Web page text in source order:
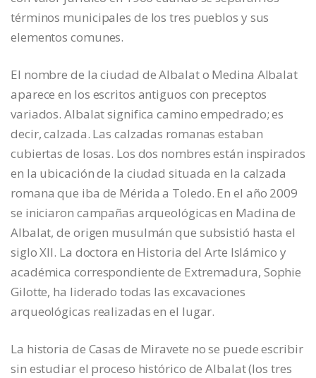
términos municipales de los tres pueblos y sus
elementos comunes.
El nombre de la ciudad de Albalat o Medina Albalat
aparece en los escritos antiguos con preceptos
variados. Albalat significa camino empedrado; es
decir, calzada. Las calzadas romanas estaban
cubiertas de losas. Los dos nombres están inspirados
en la ubicación de la ciudad situada en la calzada
romana que iba de Mérida a Toledo. En el año 2009
se iniciaron campañas arqueológicas en Madina de
Albalat, de origen musulmán que subsistió hasta el
siglo XII. La doctora en Historia del Arte Islámico y
académica correspondiente de Extremadura, Sophie
Gilotte, ha liderado todas las excavaciones
arqueológicas realizadas en el lugar.
La historia de Casas de Miravete no se puede escribir
sin estudiar el proceso histórico de Albalat (los tres